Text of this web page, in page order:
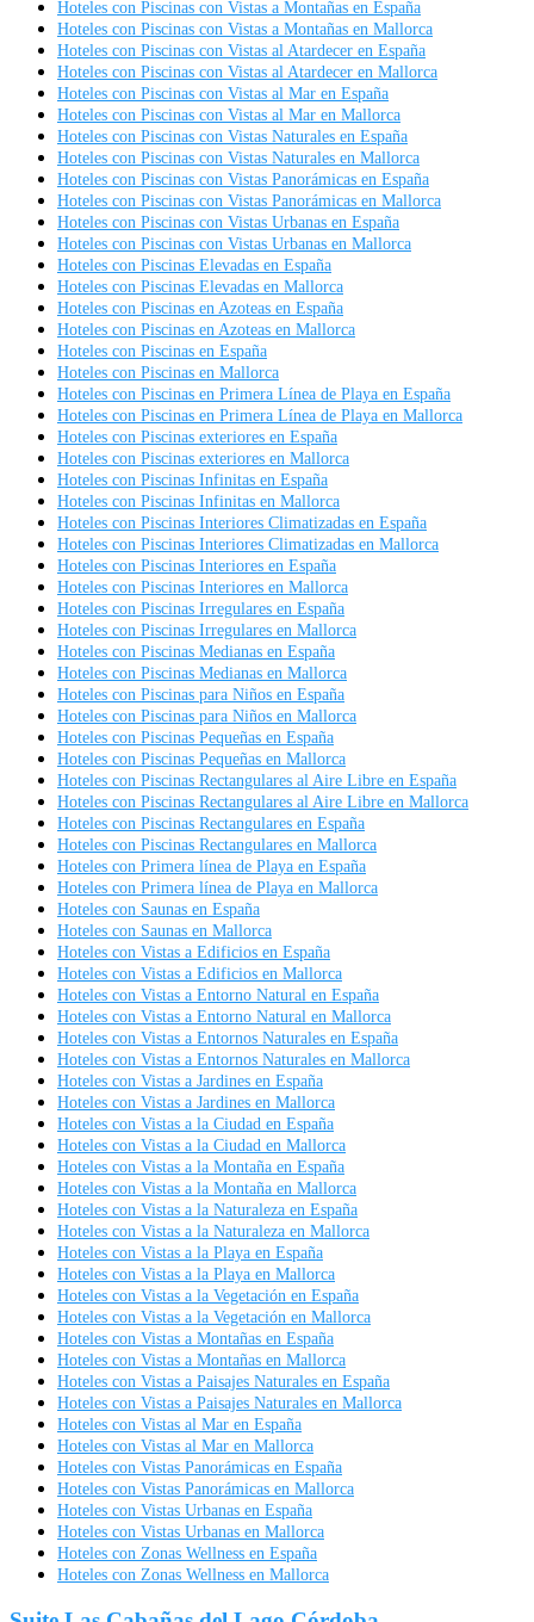
Hoteles con Piscinas con Vistas a Montañas en España
Hoteles con Piscinas con Vistas a Montañas en Mallorca
Hoteles con Piscinas con Vistas al Atardecer en España
Hoteles con Piscinas con Vistas al Atardecer en Mallorca
Hoteles con Piscinas con Vistas al Mar en España
Hoteles con Piscinas con Vistas al Mar en Mallorca
Hoteles con Piscinas con Vistas Naturales en España
Hoteles con Piscinas con Vistas Naturales en Mallorca
Hoteles con Piscinas con Vistas Panorámicas en España
Hoteles con Piscinas con Vistas Panorámicas en Mallorca
Hoteles con Piscinas con Vistas Urbanas en España
Hoteles con Piscinas con Vistas Urbanas en Mallorca
Hoteles con Piscinas Elevadas en España
Hoteles con Piscinas Elevadas en Mallorca
Hoteles con Piscinas en Azoteas en España
Hoteles con Piscinas en Azoteas en Mallorca
Hoteles con Piscinas en España
Hoteles con Piscinas en Mallorca
Hoteles con Piscinas en Primera Línea de Playa en España
Hoteles con Piscinas en Primera Línea de Playa en Mallorca
Hoteles con Piscinas exteriores en España
Hoteles con Piscinas exteriores en Mallorca
Hoteles con Piscinas Infinitas en España
Hoteles con Piscinas Infinitas en Mallorca
Hoteles con Piscinas Interiores Climatizadas en España
Hoteles con Piscinas Interiores Climatizadas en Mallorca
Hoteles con Piscinas Interiores en España
Hoteles con Piscinas Interiores en Mallorca
Hoteles con Piscinas Irregulares en España
Hoteles con Piscinas Irregulares en Mallorca
Hoteles con Piscinas Medianas en España
Hoteles con Piscinas Medianas en Mallorca
Hoteles con Piscinas para Niños en España
Hoteles con Piscinas para Niños en Mallorca
Hoteles con Piscinas Pequeñas en España
Hoteles con Piscinas Pequeñas en Mallorca
Hoteles con Piscinas Rectangulares al Aire Libre en España
Hoteles con Piscinas Rectangulares al Aire Libre en Mallorca
Hoteles con Piscinas Rectangulares en España
Hoteles con Piscinas Rectangulares en Mallorca
Hoteles con Primera línea de Playa en España
Hoteles con Primera línea de Playa en Mallorca
Hoteles con Saunas en España
Hoteles con Saunas en Mallorca
Hoteles con Vistas a Edificios en España
Hoteles con Vistas a Edificios en Mallorca
Hoteles con Vistas a Entorno Natural en España
Hoteles con Vistas a Entorno Natural en Mallorca
Hoteles con Vistas a Entornos Naturales en España
Hoteles con Vistas a Entornos Naturales en Mallorca
Hoteles con Vistas a Jardines en España
Hoteles con Vistas a Jardines en Mallorca
Hoteles con Vistas a la Ciudad en España
Hoteles con Vistas a la Ciudad en Mallorca
Hoteles con Vistas a la Montaña en España
Hoteles con Vistas a la Montaña en Mallorca
Hoteles con Vistas a la Naturaleza en España
Hoteles con Vistas a la Naturaleza en Mallorca
Hoteles con Vistas a la Playa en España
Hoteles con Vistas a la Playa en Mallorca
Hoteles con Vistas a la Vegetación en España
Hoteles con Vistas a la Vegetación en Mallorca
Hoteles con Vistas a Montañas en España
Hoteles con Vistas a Montañas en Mallorca
Hoteles con Vistas a Paisajes Naturales en España
Hoteles con Vistas a Paisajes Naturales en Mallorca
Hoteles con Vistas al Mar en España
Hoteles con Vistas al Mar en Mallorca
Hoteles con Vistas Panorámicas en España
Hoteles con Vistas Panorámicas en Mallorca
Hoteles con Vistas Urbanas en España
Hoteles con Vistas Urbanas en Mallorca
Hoteles con Zonas Wellness en España
Hoteles con Zonas Wellness en Mallorca